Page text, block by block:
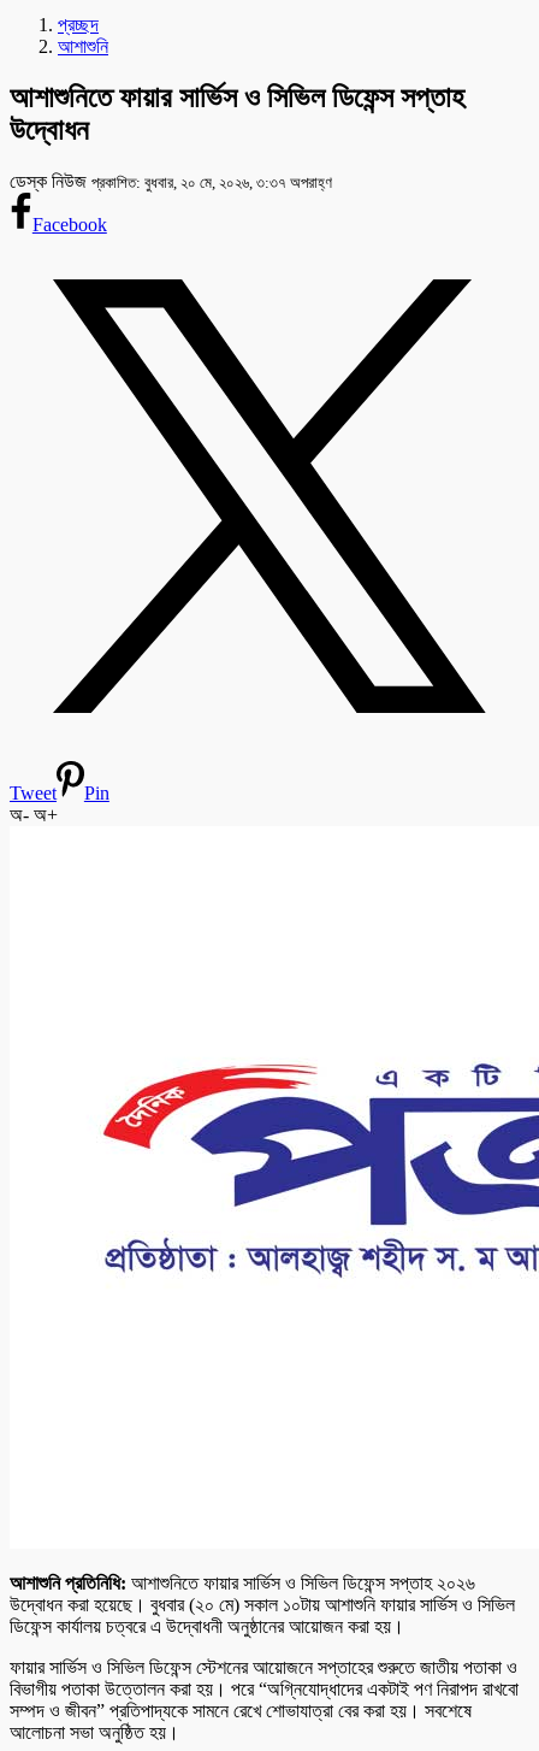
প্রচ্ছদ
আশাশুনি
আশাশুনিতে ফায়ার সার্ভিস ও সিভিল ডিফেন্স সপ্তাহ
উদ্বোধন
ডেস্ক নিউজ প্রকাশিত: বুধবার, ২০ মে, ২০২৬, ৩:৩৭ অপরাহ্ণ
Facebook
Tweet
Pin
অ- অ+
আশাশুনি প্রতিনিধি: আশাশুনিতে ফায়ার সার্ভিস ও সিভিল ডিফেন্স সপ্তাহ ২০২৬
উদ্বোধন করা হয়েছে। বুধবার (২০ মে) সকাল ১০টায় আশাশুনি ফায়ার সার্ভিস ও সিভিল
ডিফেন্স কার্যালয় চত্বরে এ উদ্বোধনী অনুষ্ঠানের আয়োজন করা হয়।
ফায়ার সার্ভিস ও সিভিল ডিফেন্স স্টেশনের আয়োজনে সপ্তাহের শুরুতে জাতীয় পতাকা ও
বিভাগীয় পতাকা উত্তোলন করা হয়। পরে “অগ্নিযোদ্ধাদের একটাই পণ নিরাপদ রাখবো
সম্পদ ও জীবন” প্রতিপাদ্যকে সামনে রেখে শোভাযাত্রা বের করা হয়। সবশেষে
আলোচনা সভা অনুষ্ঠিত হয়।